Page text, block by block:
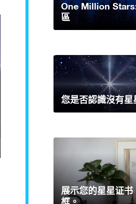
One Million
區
您是否認識沒有星
展示您的星星证
框。